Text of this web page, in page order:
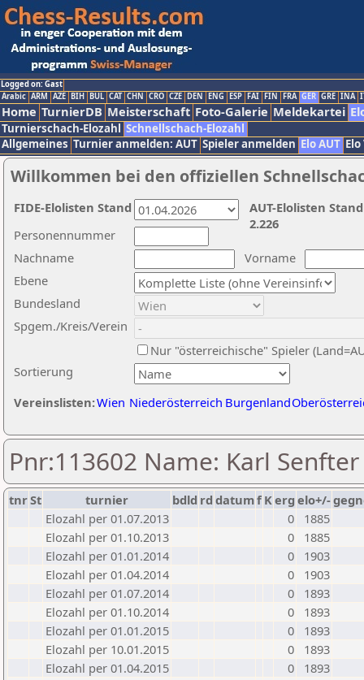
Logged on: Gast
Arabic ARM AZE BIH BUL CAT CHN CRO CZE DEN ENG ESP FAI FIN FRA GER GRE INA
Home TurnierDB Meisterschaft Foto-Galerie Meldekartei
Turnierschach-Elozahl Schnellschach-Elozahl
Allgemeines Turnier anmelden: AUT Spieler anmelden Elo AUT
Willkommen bei den offiziellen
Nachname
Vorname
Ebene
Sortierung
Personennummer
Bundesland
Spgem./Kreis/Verein
Nur "österreichische" Spieler
Vereinslisten:Wien Niederösterreich Burgenland
AUT-Elolisten
2.226
FIDE-Elolisten Stand
Pnr:113602 Name: Karl Senfter
tnrSt turnier bdld rd datumf Kerg elo+/-
Elozahl per 01.07.2013
0
1885
Elozahl per 01.10.2013
0
1885
Elozahl per 01.01.2014
0
1903
Elozahl per 01.04.2014
0
1903
Elozahl per 01.07.2014
0
1893
Elozahl per 01.10.2014
0
1893
Elozahl per 01.01.2015
0
1893
Elozahl per 10.01.2015
0
1893
Elozahl per 01.04.2015
0
1893